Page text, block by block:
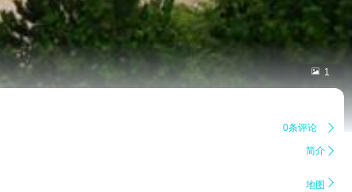
 1
0条评论 
简介 
地图 